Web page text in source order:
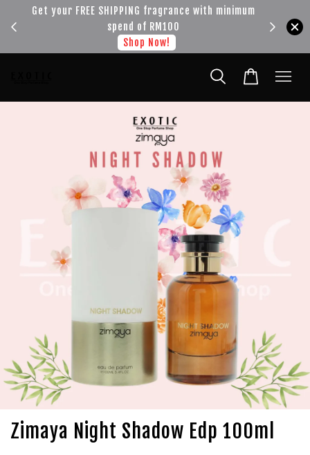
Get your FREE SHIPPING fragrance with minimum
spend of RM100
Shop Now!
Zimaya Night Shadow Edp 100ml